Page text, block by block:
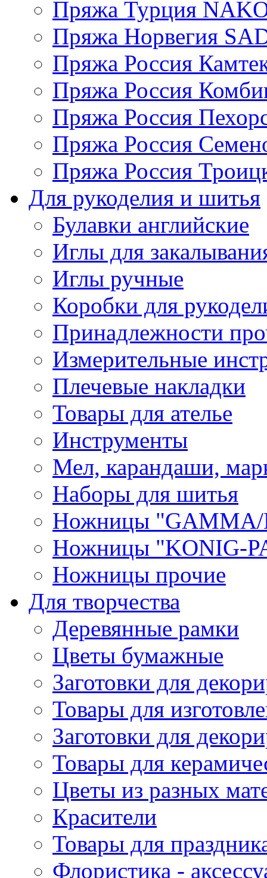
Пряжа Турция
Пряжа Норвегия
Пряжа Россия
Пряжа Россия
Пряжа Россия
Пряжа Россия
Пряжа Россия
Для рукоделия и шитья
Булавки английские
Иглы для
Иглы ручные
Коробки для
Принадлежности
Измерительные
Плечевые накладки
Товары для ателье
Инструменты
Мел, карандаши,
Наборы для шитья
Ножницы "GAMMA/
Ножницы "KONIG-
Ножницы прочие
Для творчества
Деревянные рамки
Цветы бумажные
Заготовки для
Товары для
Заготовки для
Товары для
Цветы из разных
Красители
Товары для
Флористика -